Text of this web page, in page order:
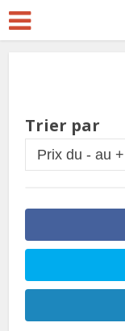
Trier par